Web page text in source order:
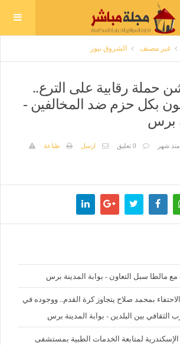
غير مصنف الشروق نيوز
حملة رقابية على الترع..
بكل حزم ضد المخالفين -
برس
منذ شهر 0 تعليق ارسل
طباعة
مالطا سبل التعاون - بوابة المدينة برس
بمحمد صلاح يتجاوز كرة القدم.. ووجوده في
الثقافي بين البلدين - بوابة المدينة برس
لمتابعة الخدمات الطبية بمستشفى